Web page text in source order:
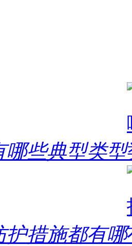
哪些典型类型
护措施都有哪